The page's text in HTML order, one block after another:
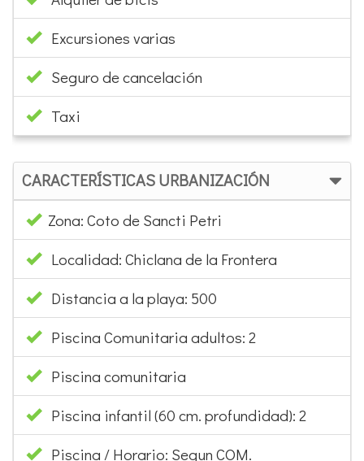
Excursiones varias
Seguro de cancelación
Taxi
CARACTERÍSTICAS URBANIZACIÓN
Zona: Coto de Sancti Petri
Localidad: Chiclana de la Frontera
Distancia a la playa: 500
Piscina Comunitaria adultos: 2
Piscina comunitaria
Piscina infantil (60 cm. profundidad): 2
Piscina / Horario: Segun COM.